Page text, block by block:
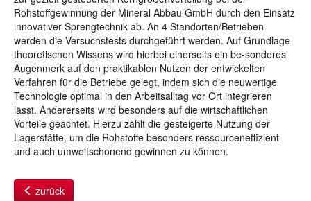
Rohstoffgewinnung der Mineral Abbau GmbH durch den Einsatz
innovativer Sprengtechnik ab. An 4 Standorten/Betrieben
werden die Versuchstests durchgeführt werden. Auf Grundlage
theoretischen Wissens wird hierbei einerseits ein be-sonderes
Augenmerk auf den praktikablen Nutzen der entwickelten
Verfahren für die Betriebe gelegt, indem sich die neuwertige
Technologie optimal in den Arbeitsalltag vor Ort integrieren
lässt. Andererseits wird besonders auf die wirtschaftlichen
Vorteile geachtet. Hierzu zählt die gesteigerte Nutzung der
Lagerstätte, um die Rohstoffe besonders ressourceneffizient
und auch umweltschonend gewinnen zu können.
zurück